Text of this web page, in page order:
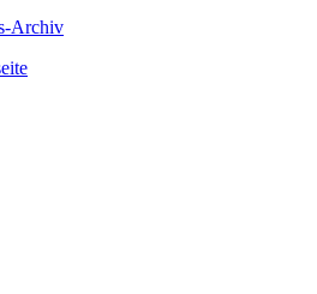
Archiv